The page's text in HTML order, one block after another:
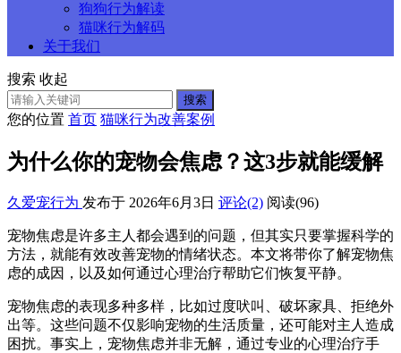
狗狗行为解读
猫咪行为解码
关于我们
搜索 收起
搜索
您的位置 首页 猫咪行为改善案例
为什么你的宠物会焦虑？这3步就能缓解
久爱宠行为 发布于 2026年6月3日 评论(2) 阅读(96)
宠物焦虑是许多主人都会遇到的问题，但其实只要掌握科学的
方法，就能有效改善宠物的情绪状态。本文将带你了解宠物焦
虑的成因，以及如何通过心理治疗帮助它们恢复平静。
宠物焦虑的表现多种多样，比如过度吠叫、破坏家具、拒绝外
出等。这些问题不仅影响宠物的生活质量，还可能对主人造成
困扰。事实上，宠物焦虑并非无解，通过专业的心理治疗手